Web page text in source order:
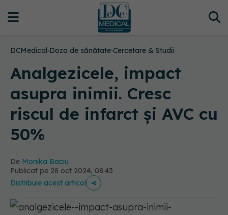
DCMedical›Doza de sănătate›Cercetare & Studii
Analgezicele, impact
asupra inimii. Cresc
riscul de infarct și AVC cu
50%
De Monika Baciu
Publicat pe 28 oct 2024, 08:43
Distribuie acest articol